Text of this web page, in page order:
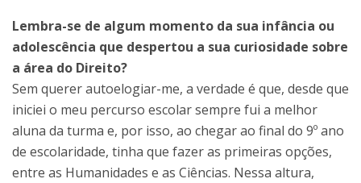
Lembra-se de algum momento da sua infância ou
adolescência que despertou a sua curiosidade sobre
a área do Direito?
Sem querer autoelogiar-me, a verdade é que, desde que
iniciei o meu percurso escolar sempre fui a melhor
aluna da turma e, por isso, ao chegar ao final do 9º ano
de escolaridade, tinha que fazer as primeiras opções,
entre as Humanidades e as Ciências. Nessa altura,